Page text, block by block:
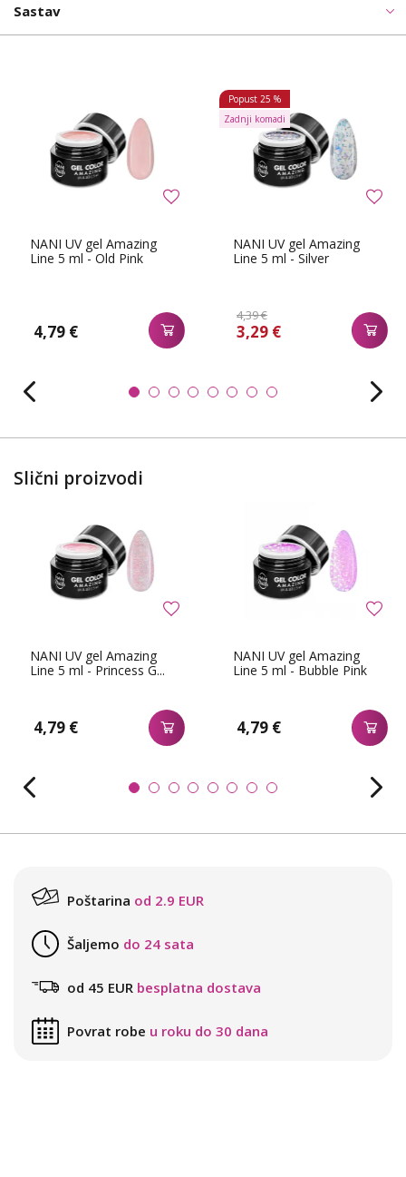
Sastav
NANI UV gel Amazing
Line 5 ml - Old Pink
4,79 €
NANI UV gel Amazing
Line 5 ml - Silver
4,39 €
3,29 €
Popust 25 %
Zadnji komadi
Slični proizvodi
NANI UV gel Amazing
Line 5 ml - Princess G...
4,79 €
NANI UV gel Amazing
Line 5 ml - Bubble Pink
4,79 €
Poštarina od 2.9 EUR
Šaljemo do 24 sata
od 45 EUR besplatna dostava
Povrat robe u roku do 30 dana